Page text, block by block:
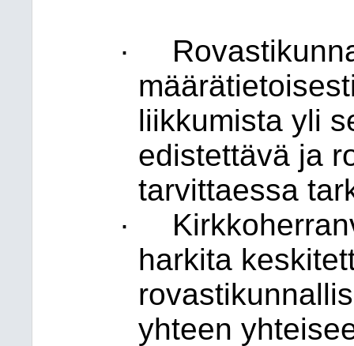
·
liikkumista yli
edistettävä ja
tarvittaessa
·
harkita
yhteen